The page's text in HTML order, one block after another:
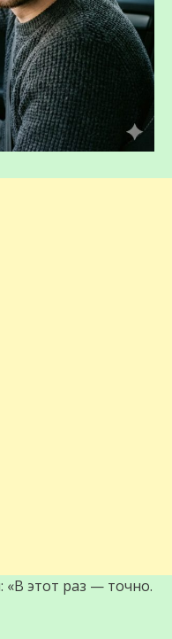
этот раз — точно.